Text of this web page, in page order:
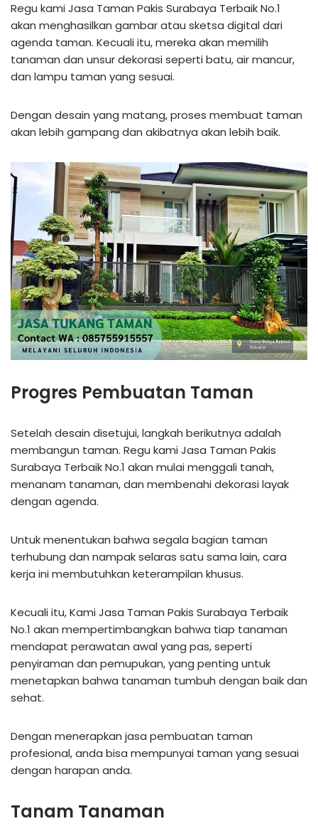
Regu kami Jasa Taman Pakis Surabaya Terbaik No.1
akan menghasilkan gambar atau sketsa digital dari
agenda taman. Kecuali itu, mereka akan memilih
tanaman dan unsur dekorasi seperti batu, air mancur,
dan lampu taman yang sesuai.
Dengan desain yang matang, proses membuat taman
akan lebih gampang dan akibatnya akan lebih baik.
Progres Pembuatan Taman
Setelah desain disetujui, langkah berikutnya adalah
membangun taman. Regu kami Jasa Taman Pakis
Surabaya Terbaik No.1 akan mulai menggali tanah,
menanam tanaman, dan membenahi dekorasi layak
dengan agenda.
Untuk menentukan bahwa segala bagian taman
terhubung dan nampak selaras satu sama lain, cara
kerja ini membutuhkan keterampilan khusus.
Kecuali itu, Kami Jasa Taman Pakis Surabaya Terbaik
No.1 akan mempertimbangkan bahwa tiap tanaman
mendapat perawatan awal yang pas, seperti
penyiraman dan pemupukan, yang penting untuk
menetapkan bahwa tanaman tumbuh dengan baik dan
sehat.
Dengan menerapkan jasa pembuatan taman
profesional, anda bisa mempunyai taman yang sesuai
dengan harapan anda.
Tanam Tanaman